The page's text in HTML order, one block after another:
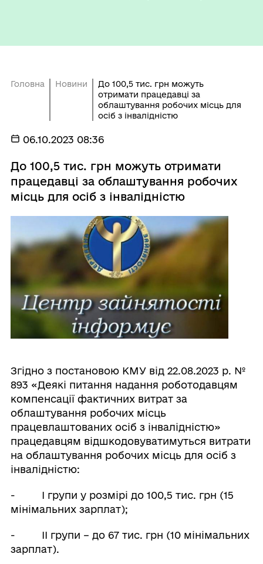
Головна Новини
До 100,5 тис. грн можуть
отримати працедавці за
облаштування робочих місць для
осіб з інвалідністю
06.10.2023 08:36
До 100,5 тис. грн можуть отримати
працедавці за облаштування робочих
місць для осіб з інвалідністю
Згідно з постановою КМУ від 22.08.2023 р. №
893 «Деякі питання надання роботодавцям
компенсації фактичних витрат за
облаштування робочих місць
працевлаштованих осіб з інвалідністю»
працедавцям відшкодовуватимуться витрати
на облаштування робочих місць для осіб з
інвалідністю:
- І групи у розмірі до 100,5 тис. грн (15
мінімальних зарплат);
- ІІ групи – до 67 тис. грн (10 мінімальних
зарплат).